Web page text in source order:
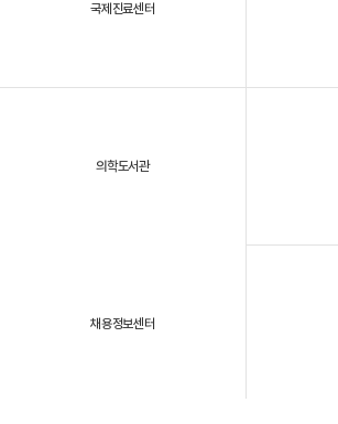
국제진료센터
의학도서관
채용정보센터